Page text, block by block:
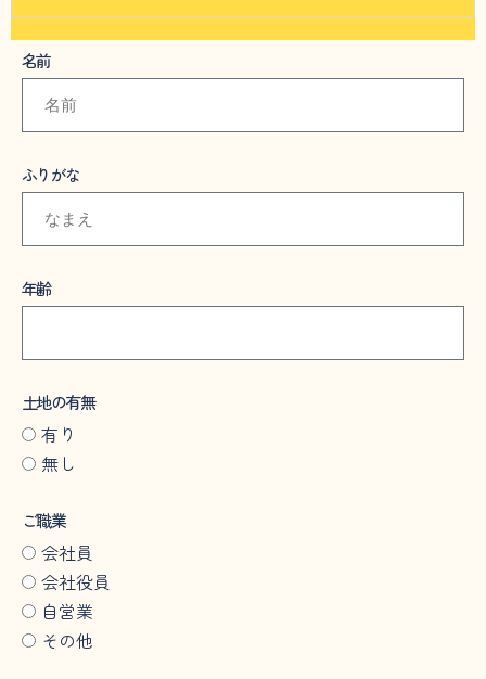
名前
ふりがな
年齢
土地の有無
有り
無し
ご職業
会社員
会社役員
自営業
その他